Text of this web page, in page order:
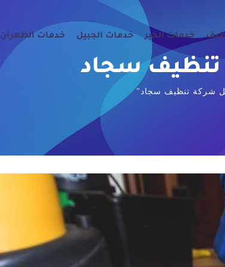
خدمات الخبر خدمات الجبيل خدمات الظهران
سجاد